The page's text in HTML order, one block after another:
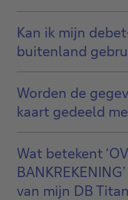
Kan ik mijn
buitenland
Worden de
kaart gedeeld
Wat betekent
van mijn DB